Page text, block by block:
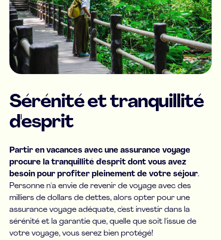
Sérénité et tranquillité
d'esprit
Partir en vacances avec une assurance voyage
procure la tranquillité d'esprit dont vous avez
besoin pour profiter pleinement de votre séjour.
Personne n'a envie de revenir de voyage avec des
milliers de dollars de dettes, alors opter pour une
assurance voyage adéquate, c'est investir dans la
sérénité et la garantie que, quelle que soit l'issue de
votre voyage, vous serez bien protégé!